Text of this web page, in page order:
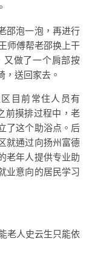
邵泡一泡，再进行
师傅帮老邵换上干
又做了一个肩部按
，送回家去。
目前常住人员有
前摸排过程中，老
了这个助浴点。后
就通过向扬州富德
老年人提供专业助
业意向的居民学习
老人史云生只能依